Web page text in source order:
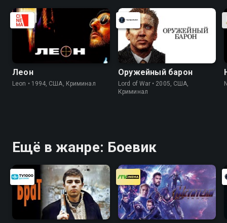
Леон
Leon • 1994, США, Криминал
Оружейный барон
Lord of War • 2005, США,
Криминал
Ещё в жанре: Боевик